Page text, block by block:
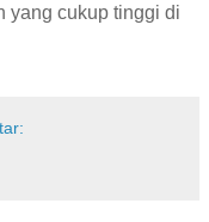
yang cukup tinggi di